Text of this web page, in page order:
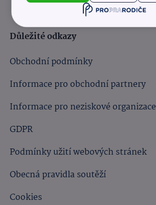
Důležité odkazy
Obchodní podmínky
Informace pro obchodní partnery
Informace pro neziskové organizace
GDPR
Podmínky užití webových stránek
Obecná pravidla soutěží
Cookies